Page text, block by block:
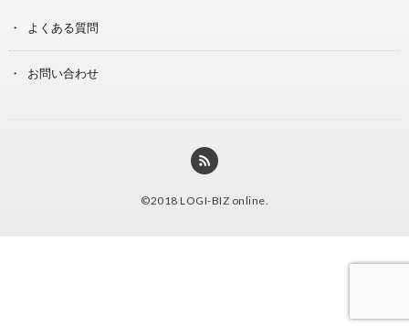
よくある質問
お問い合わせ
©2018 LOGI-BIZ online